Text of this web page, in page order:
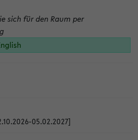
sich für den Raum per
05.02.2027]